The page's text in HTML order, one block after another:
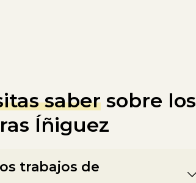
saber sobre los
Íñiguez
trabajos de